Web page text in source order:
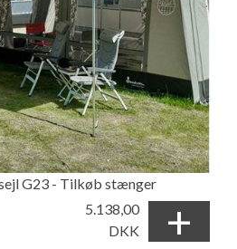
G23 - Tilkøb stænger
5.138,00
DKK
+